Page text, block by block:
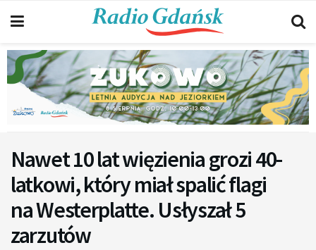
Nawet 10 lat więzienia grozi 40-
latkowi, który miał spalić flagi
na Westerplatte. Usłyszał 5
zarzutów